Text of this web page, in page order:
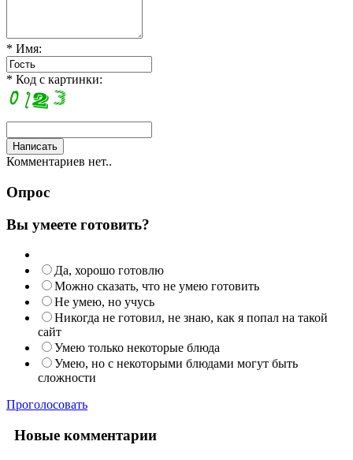
* Имя:
* Код с картинки:
Комментариев нет..
Опрос
Вы умеете готовить?
Да, хорошо готовлю
Можно сказать, что не умею готовить
Не умею, но учусь
Никогда не готовил, не знаю, как я попал на такой
сайт
Умею только некоторые блюда
Умею, но с некоторыми блюдами могут быть
сложности
Проголосовать
Новые комментарии